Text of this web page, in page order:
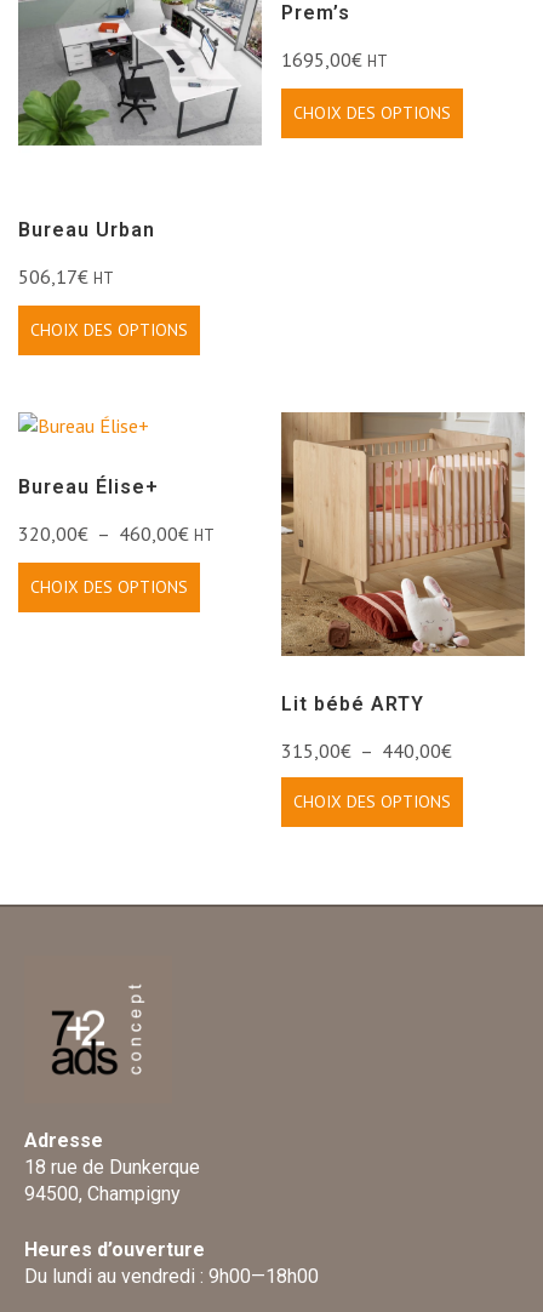
Bureau Urban
506,17€ HT
CHOIX DES OPTIONS
Prem’s
1695,00€ HT
CHOIX DES OPTIONS
Bureau Élise+
320,00€ – 460,00€ HT
CHOIX DES OPTIONS
Lit bébé ARTY
315,00€ – 440,00€
CHOIX DES OPTIONS
Adresse
18 rue de Dunkerque
94500, Champigny
Heures d’ouverture
Du lundi au vendredi : 9h00—18h00